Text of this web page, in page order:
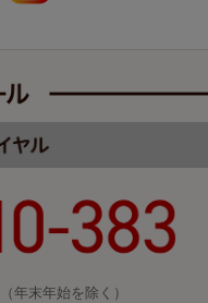
年末年始を除く）